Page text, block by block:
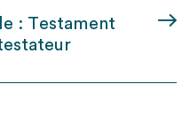
: Testament